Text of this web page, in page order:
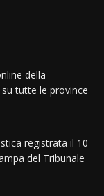
della
tutte le province
registrata il 10
del Tribunale